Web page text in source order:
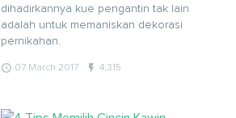
dihadirkannya kue pengantin tak lain
adalah untuk memaniskan dekorasi
pernikahan.
query_builder 07 March 2017 flash_on 4,315